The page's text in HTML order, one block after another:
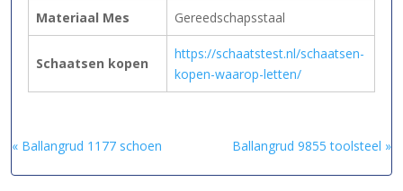
Materiaal Mes Gereedschapsstaal
Schaatsen kopen
https://schaatstest.nl/schaatsen-
kopen-waarop-letten/
« Ballangrud 1177 schoen Ballangrud 9855 toolsteel »